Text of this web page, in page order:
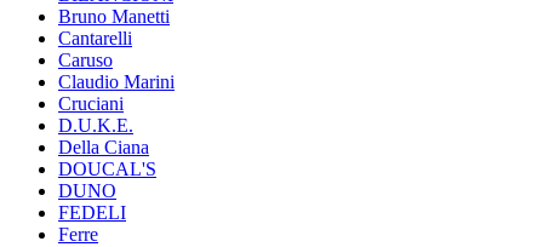
Bruno Manetti
Cantarelli
Caruso
Claudio Marini
Cruciani
D.U.K.E.
Della Ciana
DOUCAL'S
DUNO
FEDELI
Ferre